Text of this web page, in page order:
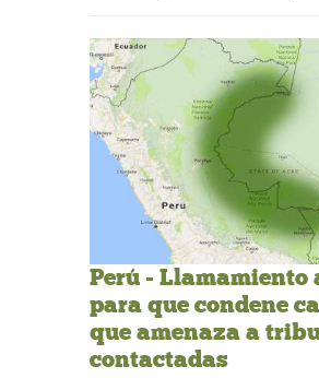
Perú - Llamamiento
para que condene
que amenaza a
contactadas